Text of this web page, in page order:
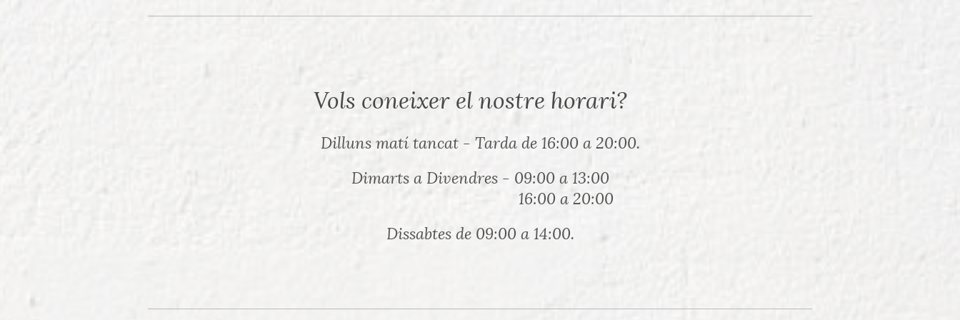
Vols coneixer el nostre horari?
Dilluns matí tancat - Tarda de 16:00 a 20:00.
Dimarts a Divendres - 09:00 a 13:00
16:00 a 20:00
Dissabtes de 09:00 a 14:00.